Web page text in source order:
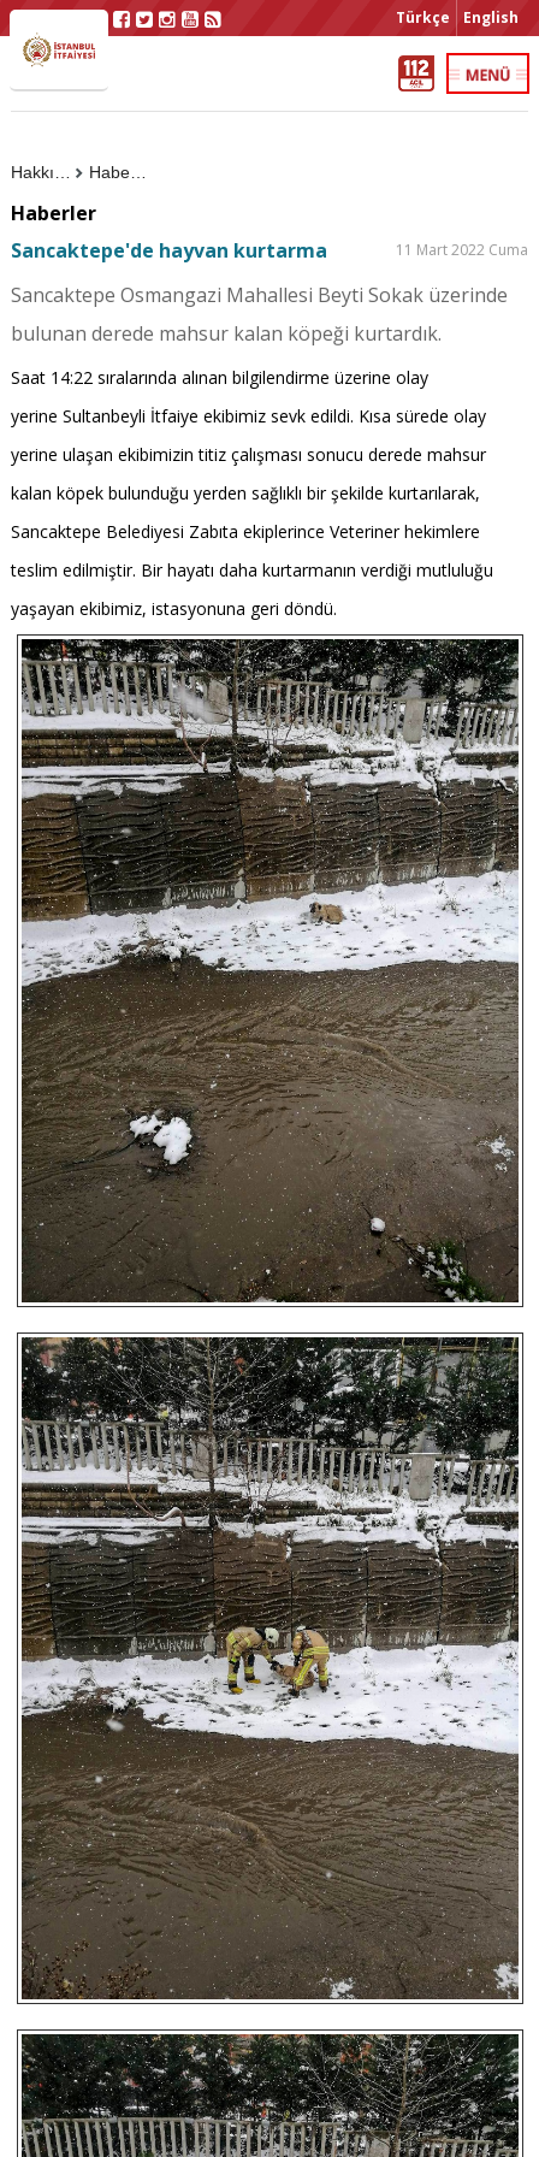
Türkçe English
Haberler
Haberler
Sancaktepe'de hayvan kurtarma
11 Mart 2022 Cuma
Sancaktepe Osmangazi Mahallesi Beyti Sokak üzerinde
bulunan derede mahsur kalan köpeği kurtardık.
Saat 14:22 sıralarında alınan bilgilendirme üzerine olay
yerine Sultanbeyli İtfaiye ekibimiz sevk edildi. Kısa sürede olay
yerine ulaşan ekibimizin titiz çalışması sonucu derede mahsur
kalan köpek bulunduğu yerden sağlıklı bir şekilde kurtarılarak,
Sancaktepe Belediyesi Zabıta ekiplerince Veteriner hekimlere
teslim edilmiştir. Bir hayatı daha kurtarmanın verdiği mutluluğu
yaşayan ekibimiz, istasyonuna geri döndü.